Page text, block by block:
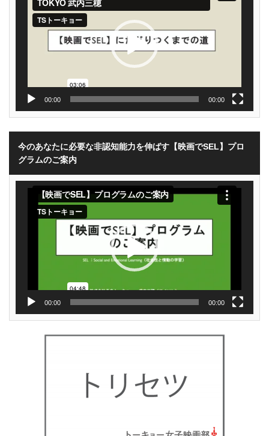
00:00 00:00
今のあなたに必要な非認知能力を伸ばす【映画でSEL】プロ
グラムのご案内
動
00:00 00:00